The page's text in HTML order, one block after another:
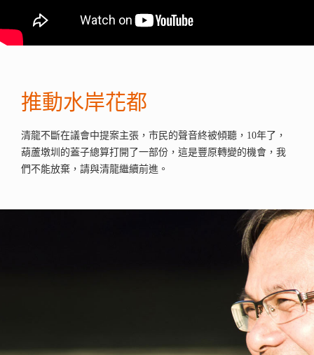
推動水岸花都
清龍不斷在議會中提案主張，市民的聲音終被傾聽，10年了，
葫蘆墩圳的蓋子總算打開了一部份，這是豐原轉變的機會，我
們不能放棄，請與清龍繼續前進。